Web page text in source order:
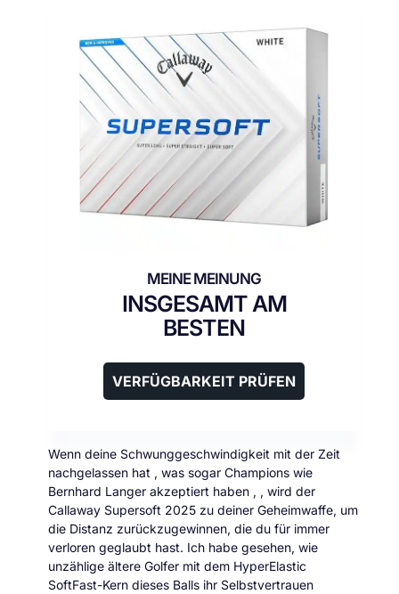
INSGESAMT AM
BESTEN
VERFÜGBARKEIT PRÜFEN
Wenn deine Schwunggeschwindigkeit mit der Zeit
nachgelassen hat , was sogar Champions wie
Bernhard Langer akzeptiert haben , , wird der
Callaway Supersoft 2025 zu deiner Geheimwaffe, um
die Distanz zurückzugewinnen, die du für immer
verloren geglaubt hast. Ich habe gesehen, wie
unzählige ältere Golfer mit dem HyperElastic
SoftFast-Kern dieses Balls ihr Selbstvertrauen